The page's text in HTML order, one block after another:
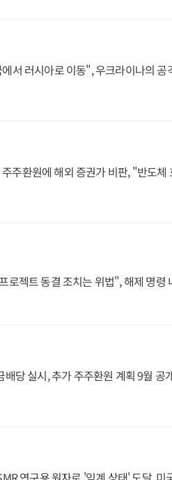
서 러시아로 이동", 우크라이나의 공
주환원에 해외 증권가 비판, "반도체
로젝트 동결 조치는 위법", 해제 명령
당 실시, 추가 주주환원 계획 9월 공